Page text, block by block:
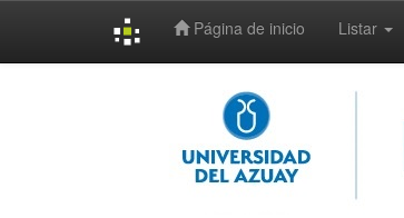
Página de inicio Listar